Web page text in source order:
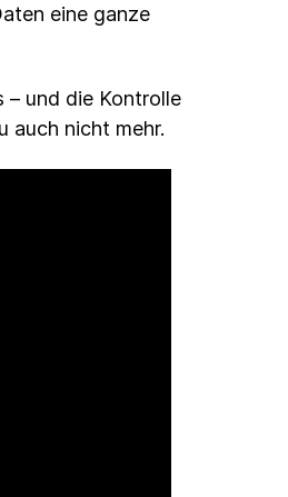
eine ganze
– und die Kontrolle
auch nicht mehr.